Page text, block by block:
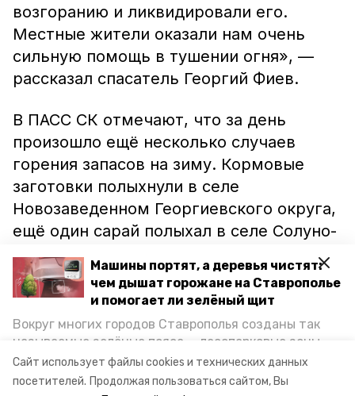
Сайт использует файлы cookies и технических данных
посетителей. Продолжая пользоваться сайтом, Вы
Машины портят, а деревья чистят:
чем дышат горожане на Ставрополье
и помогает ли зелёный щит
Вокруг многих городов Ставрополья созданы так
называемые зелёные пояса — лесопарковые зоны,
снижающие негативное воздействие выхлопных
газов на атмосферу. Справляются ли они с
возгоранию и ликвидировали его.
Местные жители оказали нам очень
сильную помощь в тушении огня», —
рассказал спасатель Георгий Фиев.
В ПАСС СК отмечают, что за день
произошло ещё несколько случаев
горения запасов на зиму. Кормовые
заготовки полыхнули в селе
Новозаведенном Георгиевского округа,
ещё один сарай полыхал в селе Солуно-
Дмитриевском Андроповского района.
Напомним, недавно в Ессентуках из-за
пожара в санаторииэвакуировали 30
человек.
Фото: ПАСС СК